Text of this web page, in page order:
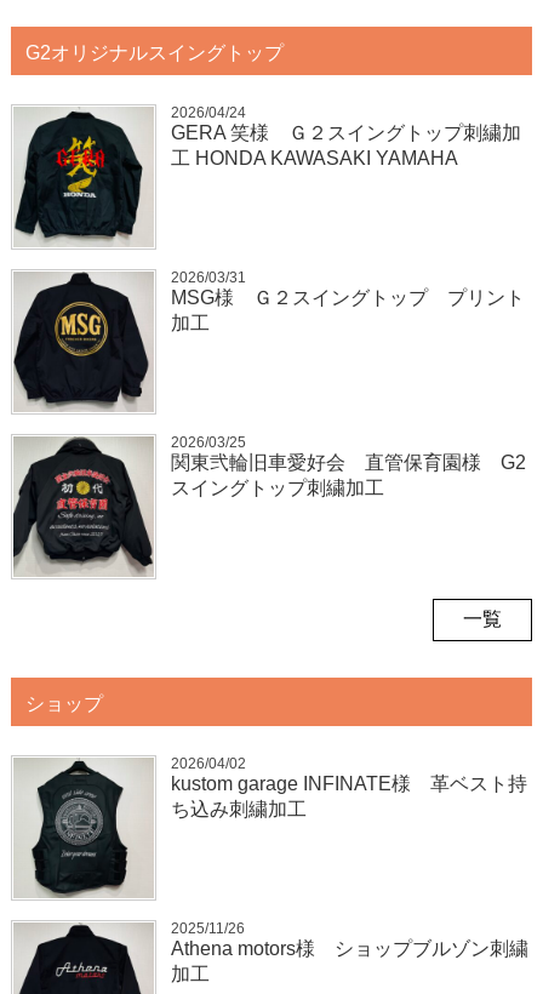
G2オリジナルスイングトップ
2026/04/24
GERA 笑様 Ｇ２スイングトップ刺繍加
工 HONDA KAWASAKI YAMAHA
2026/03/31
MSG様 Ｇ２スイングトップ プリント
加工
2026/03/25
関東弐輪旧車愛好会 直管保育園様 G2
スイングトップ刺繍加工
一覧
ショップ
2026/04/02
kustom garage INFINATE様 革ベスト持
ち込み刺繍加工
2025/11/26
Athena motors様 ショップブルゾン刺繍
加工